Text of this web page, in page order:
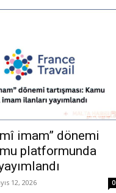
imam” dönemi
platformunda
12, 2026 0